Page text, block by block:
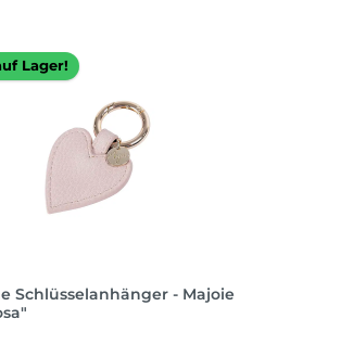
Lager!
Schlüsselanhänger - Majoie
Preis: